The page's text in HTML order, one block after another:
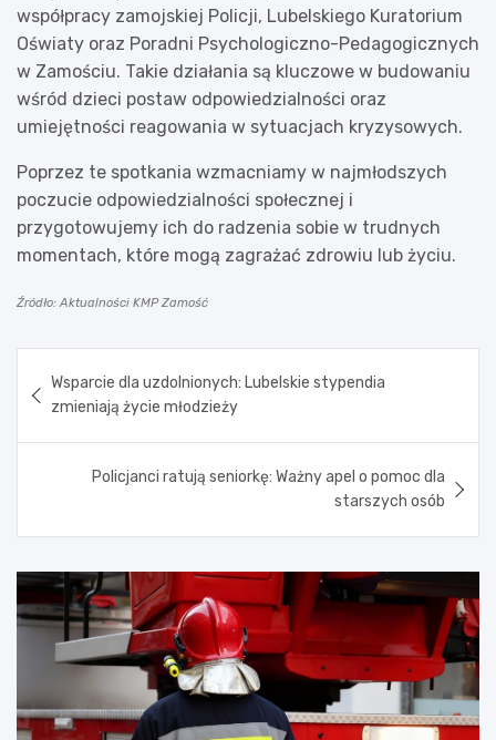
współpracy zamojskiej Policji, Lubelskiego Kuratorium
Oświaty oraz Poradni Psychologiczno-Pedagogicznych
w Zamościu. Takie działania są kluczowe w budowaniu
wśród dzieci postaw odpowiedzialności oraz
umiejętności reagowania w sytuacjach kryzysowych.
Poprzez te spotkania wzmacniamy w najmłodszych
poczucie odpowiedzialności społecznej i
przygotowujemy ich do radzenia sobie w trudnych
momentach, które mogą zagrażać zdrowiu lub życiu.
Źródło: Aktualności KMP Zamość
wpisu
Wsparcie dla uzdolnionych: Lubelskie stypendia
zmieniają życie młodzieży
Policjanci ratują seniorkę: Ważny apel o pomoc dla
starszych osób